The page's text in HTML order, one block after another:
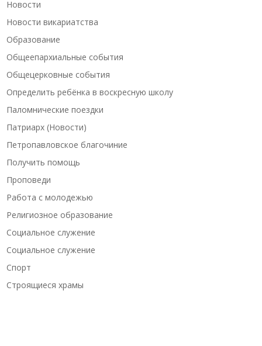
Новости
Новости викариатства
Образование
Общеепархиальные события
Общецерковные события
Определить ребёнка в воскресную школу
Паломнические поездки
Патриарх (Новости)
Петропавловское благочиние
Получить помощь
Проповеди
Работа с молодежью
Религиозное образование
Социальное служение
Социальное служение
Спорт
Строящиеся храмы